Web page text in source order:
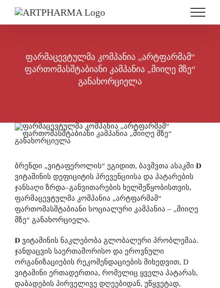
content
ფარმაცევტულმა კომპანია „არტფარმამ“
ფართომასშტაბიანი კამპანია „მიიღე მზე“
განახორციელა
ბრენდი „ვიტაფეროლის“ ეგიდით, ბავშვთა ასაკში 𝐃
ვიტამინის დეფიციტის პრევენციისა და პატარების
ჯანსაღი ზრდა–განვითარების ხელშეწყობისთვის,
ფარმაცევტულმა კომპანია „არტფარმამ“
ფართომასშტაბიანი სოციალური კამპანია – „მიიღე
მზე“ განახორციელა.
𝐃 ვიტამინის ნაკლებობა გლობალური პრობლემაა.
ჯანდაცვის საერთაშორისო და ეროვნული
ორგანიზაციების რეკომენდაციების მიხედვით, D
ვიტამინი ერთადერთია, რომელიც ყველა პატარას,
დაბადების პირველივე დღეებიდან, უწყვეტად,